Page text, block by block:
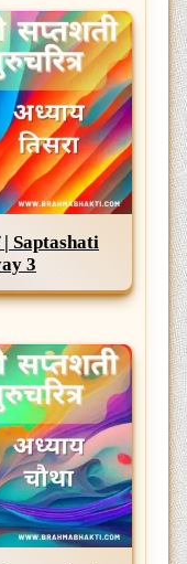
| Saptashati
3